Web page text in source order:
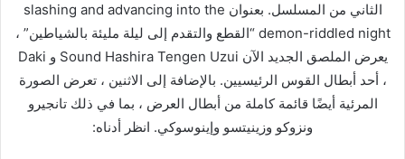
الثاني من المسلسل. بعنوان slashing and advancing into the
demon-riddled night “القطع والتقدم إلى ليلة مليئة بالشياطين” ،
يعرض الملصق الجديد الآن Sound Hashira Tengen Uzui و Daki
، أحد أبطال القوس الرئيسيين. بالإضافة إلى الاثنين ، تعرض الصورة
المرئية أيضًا قائمة كاملة من أبطال العرض ، بما في ذلك تانجيرو
ونزوكو وزينيتسو وإينوسوكي. انظر أدناه: